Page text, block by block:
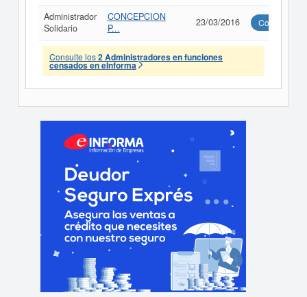
Administrador
Solidario
CONCEPCION
P...
23/03/2016 Consultar
Consulte los2 Administradores en funciones
censados en eInforma